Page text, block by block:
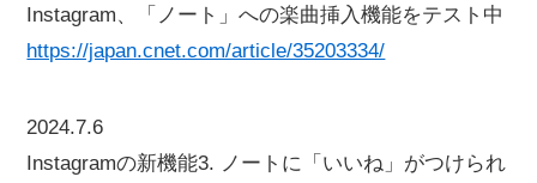
Instagram、「ノート」への楽曲挿入機能をテスト中
https://japan.cnet.com/article/35203334/
2024.7.6
Instagramの新機能3. ノートに「いいね」がつけられ